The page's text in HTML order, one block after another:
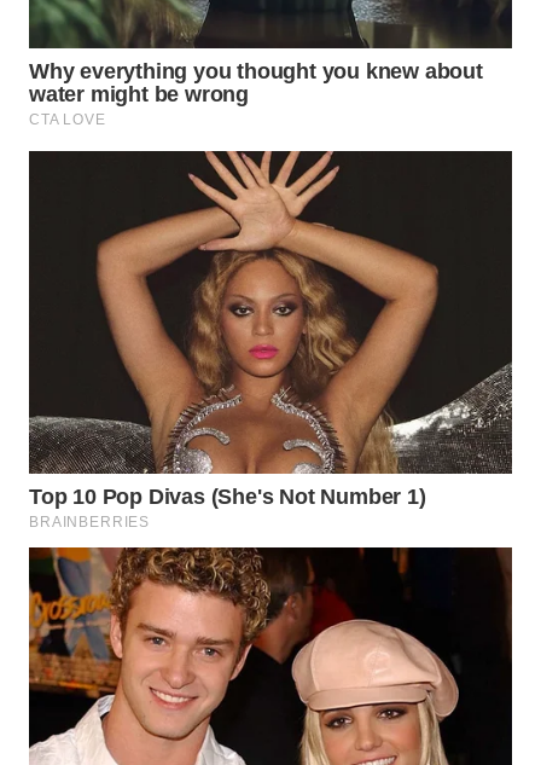
WAHANA
TANI
WAHANA
ADVOKAT
INFRASTRUKTUR
WAHANA
KONSUMEN
WAHANA
TRAVEL
WAHANA
TV
WAHANANEWS
ID
WAHANANEWS
CO ID